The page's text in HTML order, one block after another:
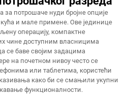
потрошаче нуди бројне опције
и мале примене. Ове јединице
операцију, компактне
чине доступним власницима
се баве својим задацима
на почетном нивоу често се
или таблетима, користећи
како би се смањили укупни
функционалности.